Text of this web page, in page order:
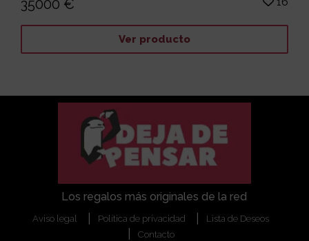
35000 €
Ver producto
Los regalos más originales de la red
Aviso legal Política de privacidad
Lista de Deseos
Contacto